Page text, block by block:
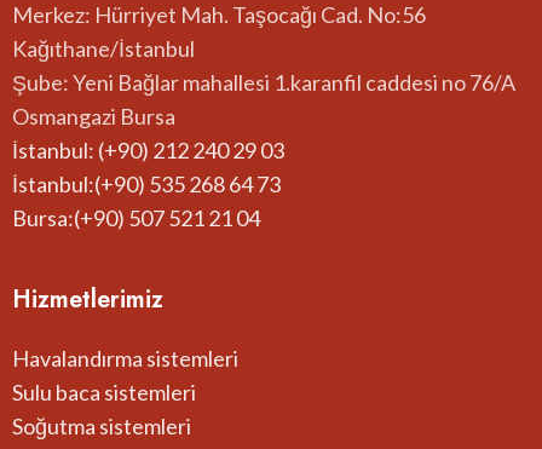
Merkez: Hürriyet Mah. Taşocağı Cad. No:56
Kağıthane/İstanbul
Şube: Yeni Bağlar mahallesi 1.karanfil caddesi no 76/A
Osmangazi Bursa
İstanbul: (+90) 212 240 29 03
İstanbul:(+90) 535 268 64 73
Bursa:(+90) 507 521 21 04
Hizmetlerimiz
Havalandırma sistemleri
Sulu baca sistemleri
Soğutma sistemleri